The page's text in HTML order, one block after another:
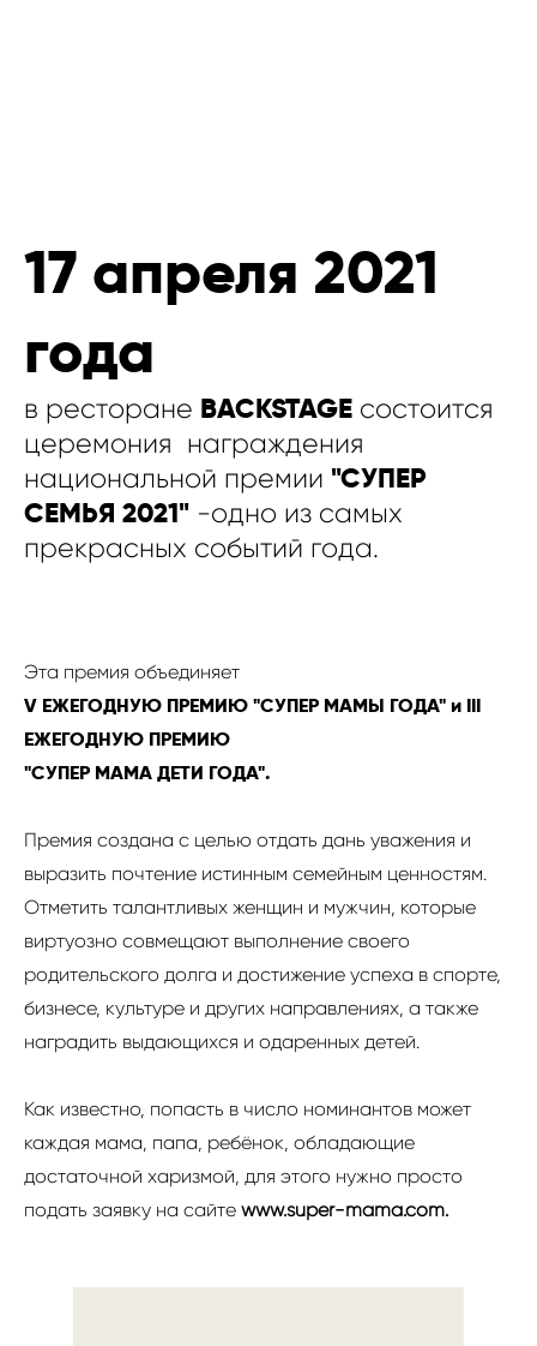
17 апреля 2021
года
в ресторане BACKSTAGE состоится
церемония награждения
национальной премии "СУПЕР
СЕМЬЯ 2021" -одно из самых
прекрасных событий года.
Эта премия объединяет
V ЕЖЕГОДНУЮ ПРЕМИЮ "СУПЕР МАМЫ ГОДА"и III
ЕЖЕГОДНУЮ ПРЕМИЮ
"СУПЕР МАМА ДЕТИ ГОДА".
Премия создана с целью отдать дань уважения и
выразить почтение истинным семейным ценностям.
Отметить талантливых женщин и мужчин, которые
виртуозно совмещают выполнение своего
родительского долга и достижение успеха в спорте,
бизнесе, культуре и других направлениях, а также
наградить выдающихся и одаренных детей.
Как известно, попасть в число номинантов может
каждая мама, папа, ребёнок, обладающие
достаточной харизмой, для этого нужно просто
подать заявку на сайте www.super-mama.com.